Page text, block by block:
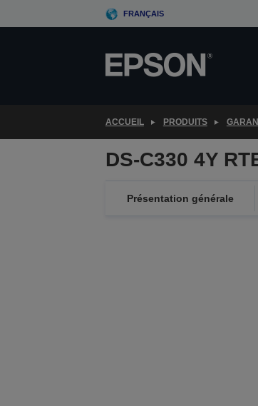
to
FRANÇAIS
ACCUEIL PRODUITS
DS-C330 4Y
Présentation générale